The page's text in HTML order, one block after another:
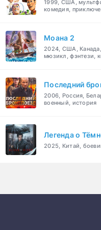
приключения
1999, США,
комедия,
Моана 2
2024, США,
мюзикл, фэнтези,
Последний
2006, Россия,
военный, история
Легенда о
2025, Китай,